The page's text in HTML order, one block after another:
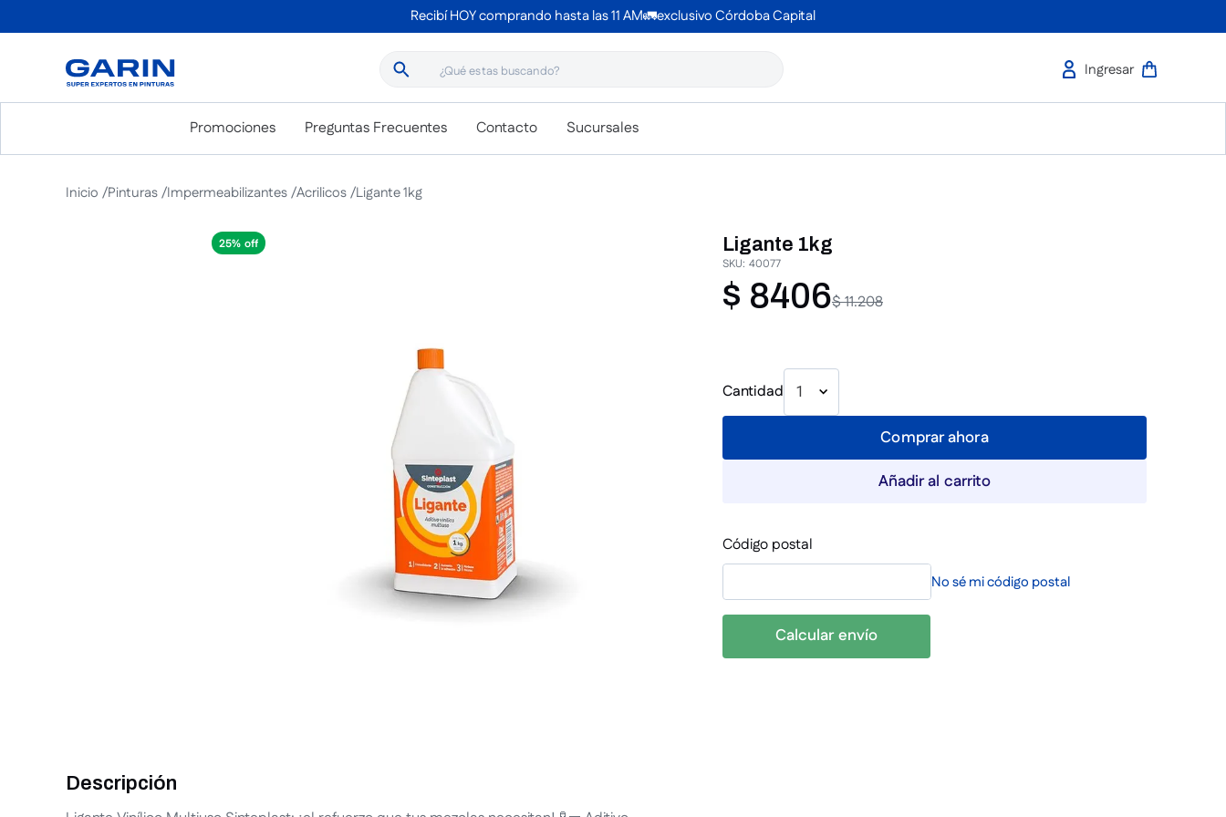
Recibí HOY comprando hasta las 11 AM🚛exclusivo Córdoba Capital
¿Qué estas buscando?
Promociones Preguntas Frecuentes Contacto Sucursales
Pinturas Impermeabilizantes Acrilicos Ligante 1kg
25%
Descripción
Ligante 1kg
SKU: 40077
$11.208
$ 8406
Cantidad 1
Comprar ahora
Añadir al carrito
Código postal
No sé mi código postal
Calcular envío